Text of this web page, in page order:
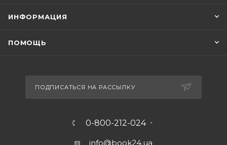
ИНФОРМАЦИЯ
ПОМОЩЬ
ПОДПИСАТЬСЯ НА РАССЫЛКУ
0-800-212-024
info@book24.ua